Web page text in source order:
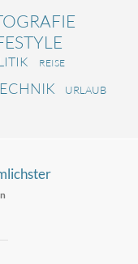
REISE
URLAUB